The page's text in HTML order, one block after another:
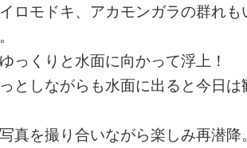
ロモドキ、アカモンガラの群れも
っくりと水面に向かって浮上！
としながらも水面に出ると今日は
真を撮り合いながら楽しみ再潜降。